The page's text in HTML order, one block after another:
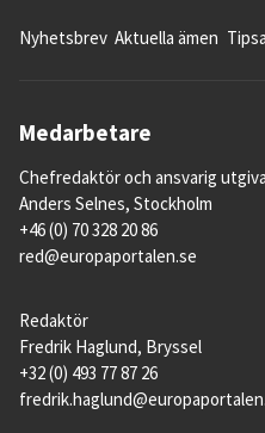
Nyhetsbrev Aktuella ämen
Medarbetare
Chefredaktör och ansvarig
Anders Selnes, Stockholm
+46 (0) 70 328 20 86
red@europaportalen.se
Redaktör
Fredrik Haglund, Bryssel
+32 (0) 493 77 87 26